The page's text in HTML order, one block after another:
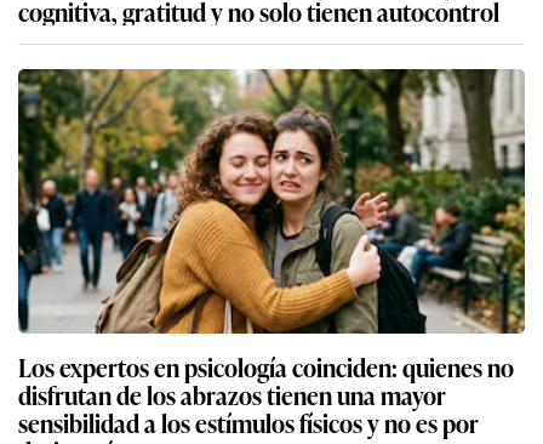
cognitiva, gratitud y no solo tienen autocontrol
Los expertos en psicología coinciden: quienes no
disfrutan de los abrazos tienen una mayor
sensibilidad a los estímulos físicos y no es por